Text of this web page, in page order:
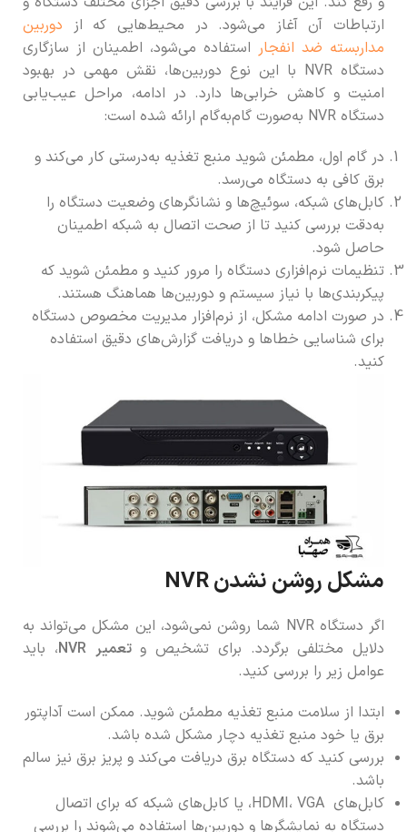
ارتباطات آن آغاز می‌شود. در محیط‌هایی که از دوربین
مداربسته ضد انفجار استفاده می‌شود، اطمینان از سازگاری
دستگاه NVR با این نوع دوربین‌ها، نقش مهمی در بهبود
امنیت و کاهش خرابی‌ها دارد. در ادامه، مراحل عیب‌یابی
دستگاه NVR به‌صورت گام‌به‌گام ارائه شده است:
در گام اول، مطمئن شوید منبع تغذیه به‌درستی کار می‌کند و
برق کافی به دستگاه می‌رسد.
کابل‌های شبکه، سوئیچ‌ها و نشانگرهای وضعیت دستگاه را
به‌دقت بررسی کنید تا از صحت اتصال به شبکه اطمینان
حاصل شود.
تنظیمات نرم‌افزاری دستگاه را مرور کنید و مطمئن شوید که
پیکربندی‌ها با نیاز سیستم و دوربین‌ها هماهنگ هستند.
در صورت ادامه مشکل، از نرم‌افزار مدیریت مخصوص دستگاه
برای شناسایی خطاها و دریافت گزارش‌های دقیق استفاده
کنید.
مشکل روشن نشدن NVR
اگر دستگاه NVR شما روشن نمی‌شود، این مشکل می‌تواند به
دلایل مختلفی برگردد. برای تشخیص وتعمیر NVR، باید
عوامل زیر را بررسی کنید.
ابتدا از سلامت منبع تغذیه مطمئن شوید. ممکن است آداپتور
برق یا خود منبع تغذیه دچار مشکل شده باشد.
بررسی کنید که دستگاه برق دریافت می‌کند و پریز برق نیز سالم
باشد.
کابل‌های HDMI، VGA، یا کابل‌های شبکه که برای اتصال
دستگاه به نمایشگرها و دوربین‌ها استفاده می‌شوند را بررسی